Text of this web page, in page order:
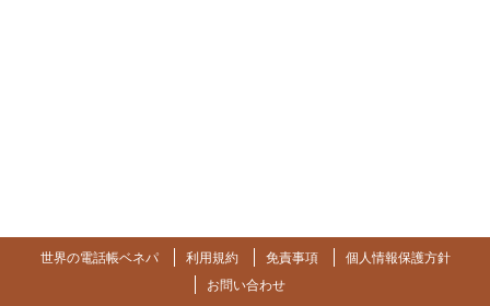
世界の電話帳ベネパ 利用規約 免責事項
個人情報保護方針
お問い合わせ